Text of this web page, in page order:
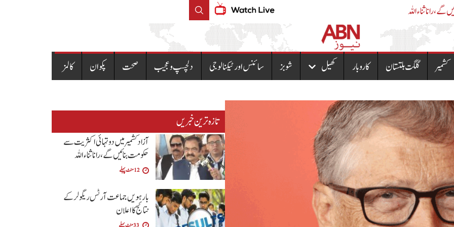
آزاد کشمیر میں دو تہائی اکثریت سے حکومت بنائیں گے ،رانا ثناء اللہ
کشمیر گلگت بلتستان کاروبار کھیل شوبز سائنس اور ٹیکنالوجی دلچسپ و عجیب صحت پکوان کالمز
تازہ ترین خبریں
آزاد کشمیر میں دو تہائی اکثریت سے
حکومت بنائیں گے ،رانا ثناء اللہ
12 منٹ پہلے
بارہویں جماعت آرٹس ریگولر کے
نتائج کا اعلان